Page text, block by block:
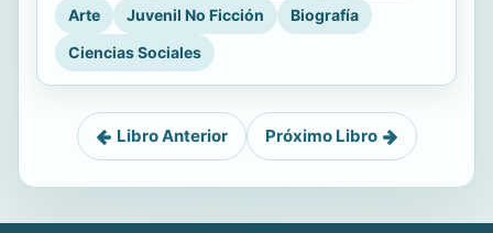
Arte
Juvenil No Ficción
Biografía
Ciencias Sociales
Libro Anterior Próximo Libro